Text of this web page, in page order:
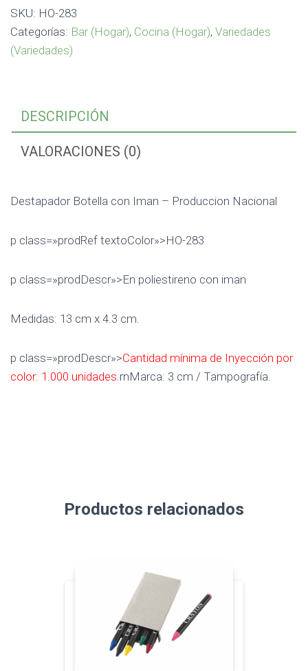
SKU: HO-283
Categorías: Bar (Hogar), Cocina (Hogar), Variedades
(Variedades)
DESCRIPCIÓN
VALORACIONES (0)
Destapador Botella con Iman – Produccion Nacional
p class=»prodRef textoColor»>HO-283
p class=»prodDescr»>En poliestireno con iman
Medidas: 13 cm x 4.3 cm.
p class=»prodDescr»>Cantidad mínima de Inyección por
color: 1.000 unidades.rnMarca: 3 cm / Tampografía.
Productos relacionados